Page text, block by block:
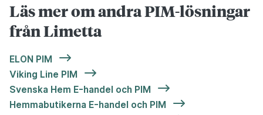
Läs mer om andra PIM-lösningar
från Limetta
ELON PIM
Viking Line PIM
Svenska Hem E-handel och PIM
Hemmabutikerna E-handel och PIM